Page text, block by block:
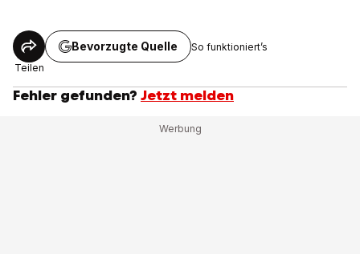
Teilen
Bevorzugte Quelle So funktioniert’s
Fehler gefunden? Jetzt melden